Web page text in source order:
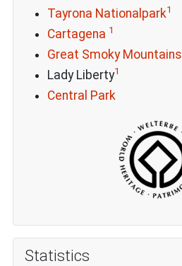
Tayrona Nationalpark1
Cartagena 1
Great Smoky Mountains
Lady Liberty1
Central Park
Statistics